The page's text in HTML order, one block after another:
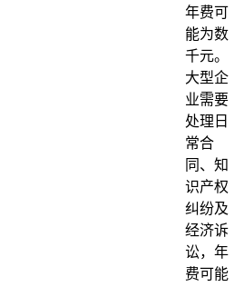
年费可
能为数
千元。
大型企
业需要
处理日
常合
同、知
识产权
纠纷及
经济诉
讼，年
费可能